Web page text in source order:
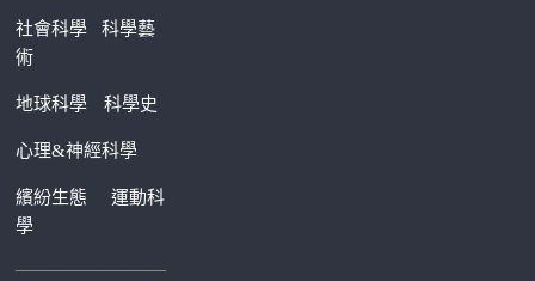
社會科學科學藝
術
地球科學 科學史
心理&神經科學
繽紛生態運動科
學
—————————